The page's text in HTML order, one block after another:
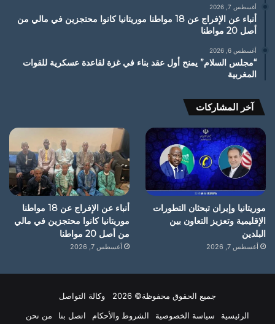
أغسطس 7, 2026
أنباء عن الإفراج عن 18 مواطنا موريتانيا كانوا محتجزين في مالي من
أصل 20 مواطنا
أغسطس 6, 2026
“مجلس السلام” يمنح أول عقد بناء في غزة لقاعدة عسكرية للقوات
المغربية
آخر المشاركات
موريتانيا وإيران تبحثان التطورات
الإقليمية وتعزيز التعاون بين
البلدين
أغسطس 7, 2026
أنباء عن الإفراج عن 18 مواطنا
موريتانيا كانوا محتجزين في مالي
من أصل 20 مواطنا
أغسطس 7, 2026
جميع الحقوق محفوظة© 2026 وكالة التواصل
الرئيسية
سياسة الخصوصية الشروط والأحكام اتصل بنا من نحن